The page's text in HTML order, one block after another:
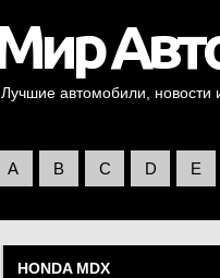
Лучшие автомобили, новости
A B C D E
HONDA MDX